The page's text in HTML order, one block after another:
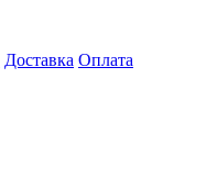
Доставка Оплата